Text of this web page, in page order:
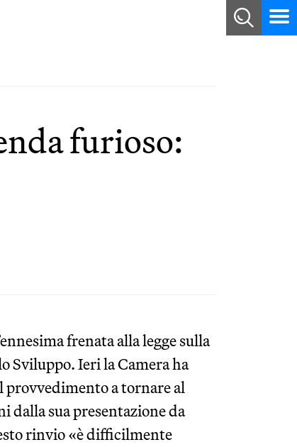
furioso:
frenata alla legge sulla
Sviluppo. Ieri la Camera ha
a tornare al
dalla sua presentazione da
rinvio «è difficilmente